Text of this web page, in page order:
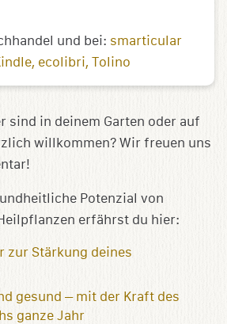
und bei: smarticular
ecolibri Tolino
sind in deinem Garten oder auf
willkommen? Wir freuen uns
Potenzial von
erfährst du hier:
zur Stärkung deines
gesund – mit der Kraft des
ganze Jahr